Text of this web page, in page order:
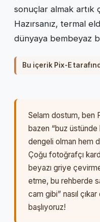
sonuçlar almak artık
Hazırsanız, termal
dünyaya bembeyaz
Bu içerik Pix-E
Selam dostum, ben
bazen “buz
dengeli olman hem
Çoğu fotoğrafçı
beyazı griye
etme, bu rehberde
cam gibi” nasıl
başlıyoruz!